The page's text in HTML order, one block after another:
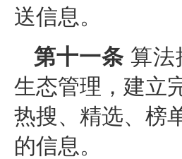
送信息。
第十一条 算法
生态管理，建立
热搜、精选、榜
的信息。